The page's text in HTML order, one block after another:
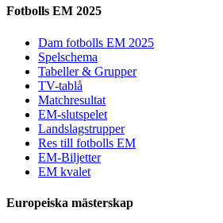
Fotbolls EM 2025
Dam fotbolls EM 2025
Spelschema
Tabeller & Grupper
TV-tablå
Matchresultat
EM-slutspelet
Landslagstrupper
Res till fotbolls EM
EM-Biljetter
EM kvalet
Europeiska mästerskap